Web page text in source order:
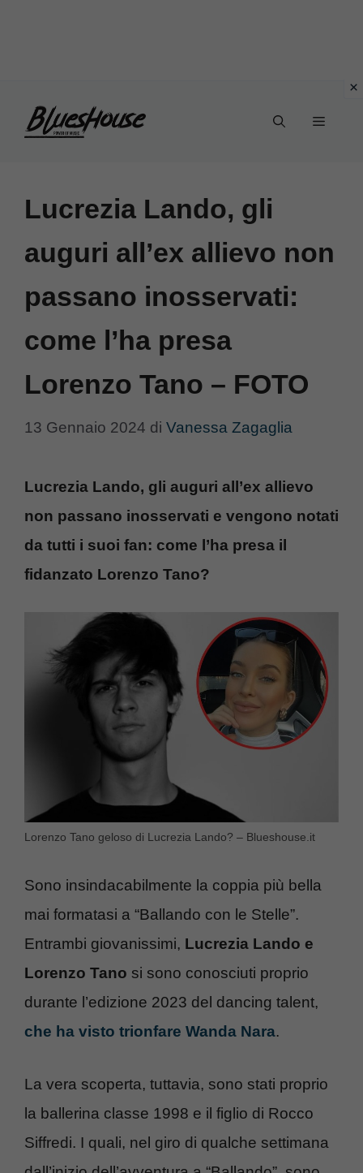
Menu
Lucrezia Lando, gli
auguri all’ex allievo non
passano inosservati:
come l’ha presa
Lorenzo Tano – FOTO
13 Gennaio 2024 di Vanessa Zagaglia
Lucrezia Lando, gli auguri all’ex allievo
non passano inosservati e vengono notati
da tutti i suoi fan: come l’ha presa il
fidanzato Lorenzo Tano?
Lorenzo Tano geloso di Lucrezia Lando? – Blueshouse.it
Sono insindacabilmente la coppia più bella
mai formatasi a “Ballando con le Stelle”.
Entrambi giovanissimi, Lucrezia Lando e
Lorenzo Tano si sono conosciuti proprio
durante l’edizione 2023 del dancing talent,
che ha visto trionfare Wanda Nara.
La vera scoperta, tuttavia, sono stati proprio
la ballerina classe 1998 e il figlio di Rocco
Siffredi. I quali, nel giro di qualche settimana